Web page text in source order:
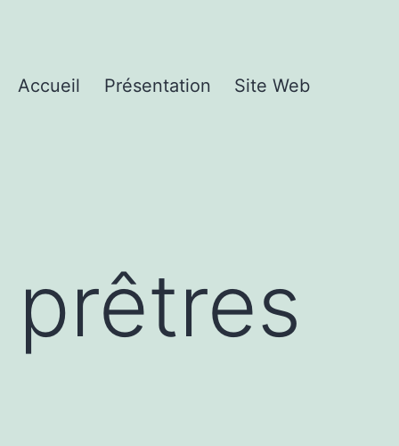
Accueil Présentation Site Web